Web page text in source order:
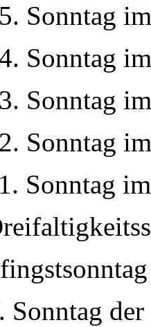
Sonntag
Sonntag
Sonntag
Sonntag
Sonntag
Sonntag